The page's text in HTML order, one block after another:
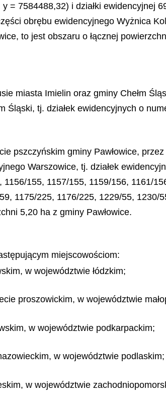
= 7584488,32) i działki ewidencyjnej
obrębu ewidencyjnego Wyżnica
to jest obszaru o łącznej
miasta Imielin oraz gminy Chełm
Śląski, tj. działek ewidencyjnych o
pszczyńskim gminy Pawłowice,
Warszowice, tj. działek
155, 1157/155, 1159/156, 1161/
1175/225, 1176/225, 1229/55,
5,20 ha z gminy Pawłowice.
miejscowościom:
w województwie łódzkim;
proszowickim, w województwie
w województwie podkarpackim;
w województwie podlaskim;
w województwie